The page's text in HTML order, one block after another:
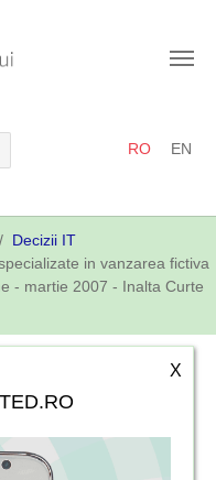
RO EN
Decizii IT
in vanzarea fictiva
- martie 2007 - Inalta Curte
X